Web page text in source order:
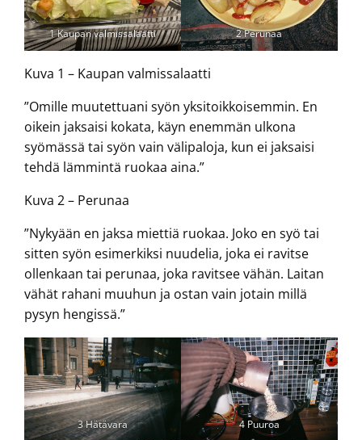
1 Kaupan valmissalaatti 2 Perunaa
Kuva 1 – Kaupan valmissalaatti
”Omille muutettuani syön yksitoikkoisemmin. En
oikein jaksaisi kokata, käyn enemmän ulkona
syömässä tai syön vain välipaloja, kun ei jaksaisi
tehdä lämmintä ruokaa aina.”
Kuva 2 – Perunaa
”Nykyään en jaksa miettiä ruokaa. Joko en syö tai
sitten syön esimerkiksi nuudelia, joka ei ravitse
ollenkaan tai perunaa, joka ravitsee vähän. Laitan
vähät rahani muuhun ja ostan vain jotain millä
pysyn hengissä.”
3 Hätävara 4 Puuroa